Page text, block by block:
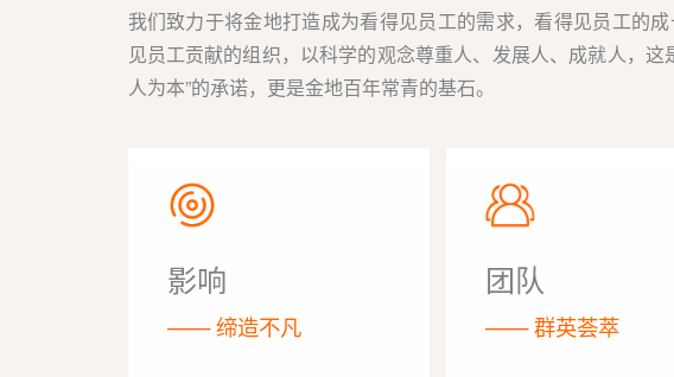
我们致力于将金地打造成为看得见员工的需求，看得见员工的
见员工贡献的组织，以科学的观念尊重人、发展人、成就人，这
人为本”的承诺，更是金地百年常青的基石。
影响
—— 缔造不凡
团队
—— 群英荟萃